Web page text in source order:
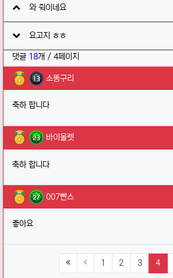
와 쥑이네요
요고지 ㅎㅎ
댓글 18개 / 4페이지
소똥구리님의 댓글
소똥구리
축하 합니다
바이올렛님의 댓글
바이올렛
축하 합니다
007빤스님의 댓글
007빤스
좋아요
1 2 3 4